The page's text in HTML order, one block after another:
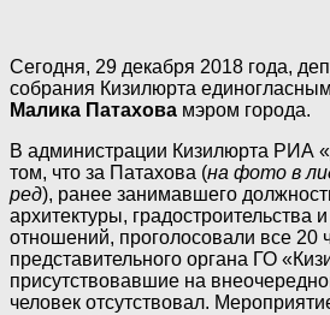
Сегодня, 29 декабря 2018 года,
собрания Кизилюрта
Малика Патахова мэром города.
В администрации Кизилюрта РИА
том, что за Патахова (на фото в
ред), ранее занимавшего
архитектуры, градостроительства
отношений, проголосовали все 20
представительного органа ГО
присутствовавшие на
человек отсутствовал.